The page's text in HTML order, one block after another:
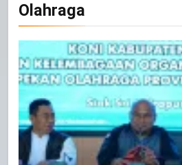
Olahraga